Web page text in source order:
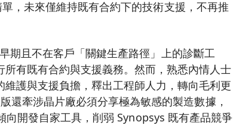
，未來僅維持既有合約下的技術支援，不再推
期且不在客戶「關鍵生產路徑」上的診斷工
有既有合約與支援義務。然而，熟悉內情人士
護與支援負擔，釋出工程師人力，轉向毛利更
還牽涉晶片廠必須分享極為敏感的製造數據，
向開發自家工具，削弱 Synopsys 既有產品競爭